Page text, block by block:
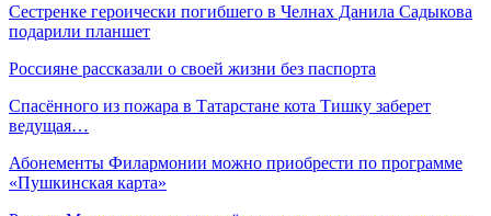
Сестренке героически погибшего в Челнах Данила Садыкова
подарили планшет
Россияне рассказали о своей жизни без паспорта
Спасённого из пожара в Татарстане кота Тишку заберет
ведущая…
Абонементы Филармонии можно приобрести по программе
«Пушкинская карта»